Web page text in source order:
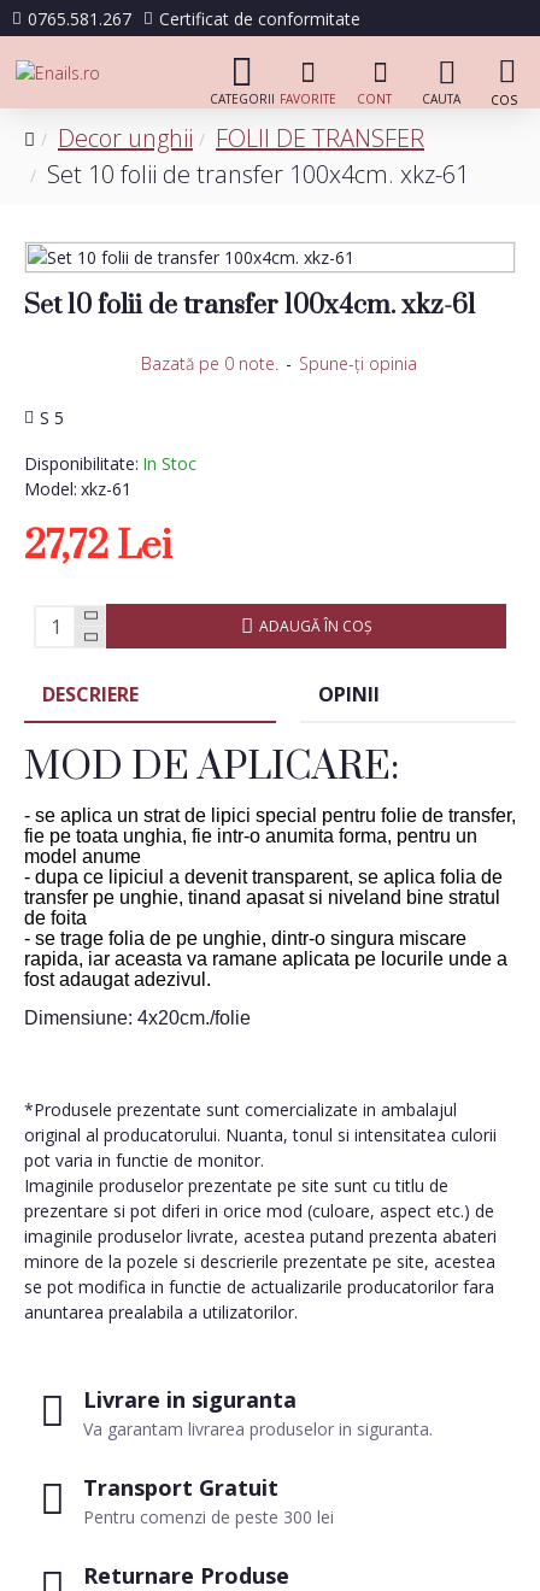
0765.581.267 Certificat de conformitate
Decor unghii
FOLII DE TRANSFER
Set 10 folii de transfer 100x4cm. xkz-61
Set 10 folii de transfer 100x4cm. xkz-61
Disponibilitate: In Stoc
Model: xkz-61
S 5
Bazată pe 0 note. - Spune-ţi opinia
27,72 Lei
ADAUGĂ ÎN COŞ
Livrare in siguranta
Va garantam livrarea produselor in siguranta.
Transport Gratuit
Pentru comenzi de peste 300 lei
Returnare Produse
DESCRIERE OPINII
MOD DE APLICARE:
- se aplica un strat de lipici special pentru folie de transfer,
fie pe toata unghia, fie intr-o anumita forma, pentru un
model anume
- dupa ce lipiciul a devenit transparent, se aplica folia de
transfer pe unghie, tinand apasat si niveland bine stratul
de foita
- se trage folia de pe unghie, dintr-o singura miscare
rapida, iar aceasta va ramane aplicata pe locurile unde a
fost adaugat adezivul.
Dimensiune: 4x20cm./folie
*Produsele prezentate sunt comercializate in ambalajul
original al producatorului. Nuanta, tonul si intensitatea culorii
pot varia in functie de monitor.
Imaginile produselor prezentate pe site sunt cu titlu de
prezentare si pot diferi in orice mod (culoare, aspect etc.) de
imaginile produselor livrate, acestea putand prezenta abateri
minore de la pozele si descrierile prezentate pe site, acestea
se pot modifica in functie de actualizarile producatorilor fara
anuntarea prealabila a utilizatorilor.